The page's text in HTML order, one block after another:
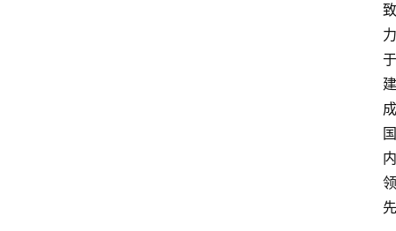
致
力
于
建
成
国
内
领
先